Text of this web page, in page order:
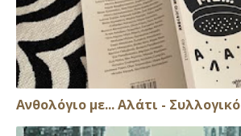
Ανθολόγιο με... Αλάτι - Συλλογικό